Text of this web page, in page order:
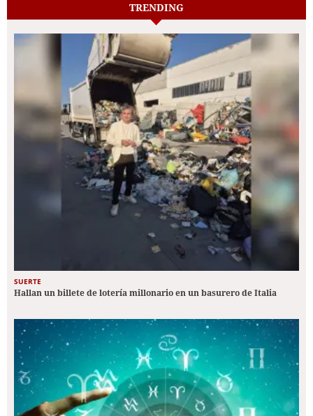
TRENDING
SUERTE
Hallan un billete de lotería millonario en un basurero de Italia